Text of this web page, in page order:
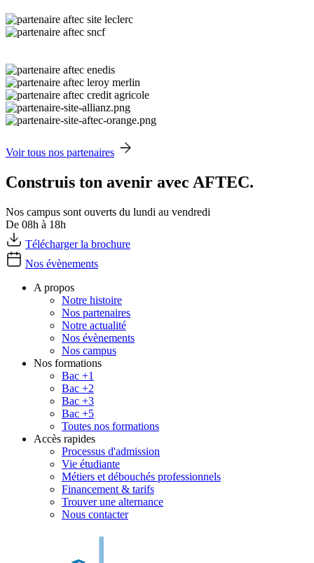
Voir tous nos partenaires
Construis ton avenir avec AFTEC.
Nos campus sont ouverts du lundi au vendredi
De 08h à 18h
Télécharger la brochure
Nos évènements
A propos
Notre histoire
Nos partenaires
Notre actualité
Nos évènements
Nos campus
Nos formations
Bac +1
Bac +2
Bac +3
Bac +5
Toutes nos formations
Accès rapides
Processus d'admission
Vie étudiante
Métiers et débouchés professionnels
Financement & tarifs
Trouver une alternance
Nous contacter